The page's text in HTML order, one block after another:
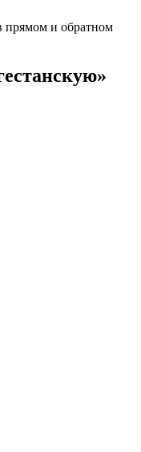
прямом и обратном